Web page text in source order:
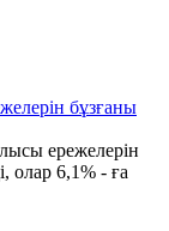
бұзғаны
ережелерін
олар 6,1% - ға